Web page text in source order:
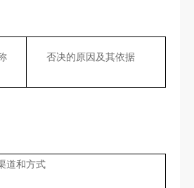
否决的原因及其依据
道和方式